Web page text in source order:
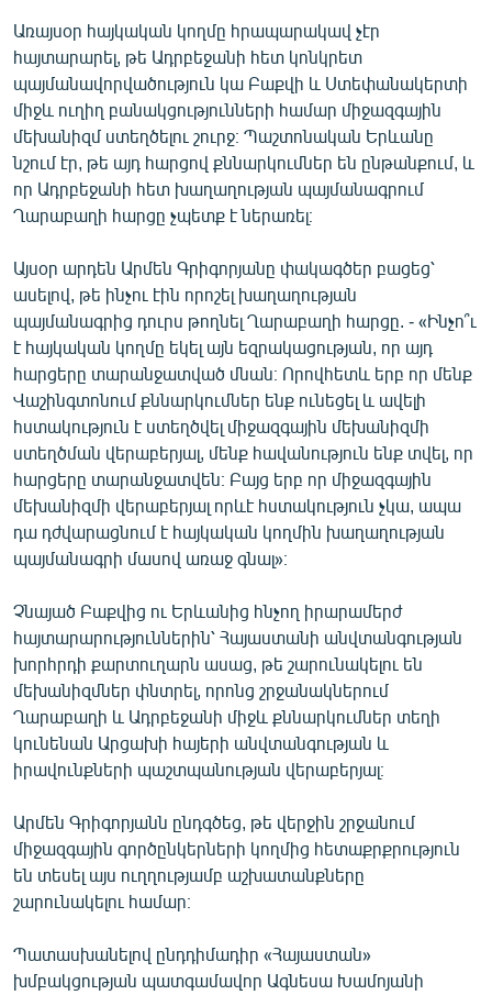
Առայսօր հայկական կողմը հրապարակավ չէր
հայտարարել, թե Ադրբեջանի հետ կոնկրետ
պայմանավորվածություն կա Բաքվի և Ստեփանակերտի
միջև ուղիղ բանակցությունների համար միջազգային
մեխանիզմ ստեղծելու շուրջ։ Պաշտոնական Երևանը
նշում էր, թե այդ հարցով քննարկումներ են ընթանքում, և
որ Ադրբեջանի հետ խաղաղության պայմանագրում
Ղարաբաղի հարցը չպետք է ներառել։
Այսօր արդեն Արմեն Գրիգորյանը փակագծեր բացեց՝
ասելով, թե ինչու էին որոշել խաղաղության
պայմանագրից դուրս թողնել Ղարաբաղի հարցը. - «Ինչո՞ւ
է հայկական կողմը եկել այն եզրակացության, որ այդ
հարցերը տարանջատված մնան։ Որովհետև երբ որ մենք
Վաշինգտոնում քննարկումներ ենք ունեցել և ավելի
հստակություն է ստեղծվել միջազգային մեխանիզմի
ստեղծման վերաբերյալ, մենք հավանություն ենք տվել, որ
հարցերը տարանջատվեն։ Բայց երբ որ միջազգային
մեխանիզմի վերաբերյալ որևէ հստակություն չկա, ապա
դա դժվարացնում է հայկական կողմին խաղաղության
պայմանագրի մասով առաջ գնալ»։
Չնայած Բաքվից ու Երևանից հնչող իրարամերժ
հայտարարություններին՝ Հայաստանի անվտանգության
խորհրդի քարտուղարն ասաց, թե շարունակելու են
մեխանիզմներ փնտրել, որոնց շրջանակներում
Ղարաբաղի և Ադրբեջանի միջև քննարկումներ տեղի
կունենան Արցախի հայերի անվտանգության և
իրավունքների պաշտպանության վերաբերյալ։
Արմեն Գրիգորյանն ընդգծեց, թե վերջին շրջանում
միջազգային գործընկերների կողմից հետաքրքրություն
են տեսել այս ուղղությամբ աշխատանքները
շարունակելու համար։
Պատասխանելով ընդդիմադիր «Հայաստան»
խմբակցության պատգամավոր Ագնեսա Խամոյանի